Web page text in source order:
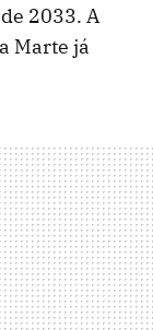
2033. A
Marte já